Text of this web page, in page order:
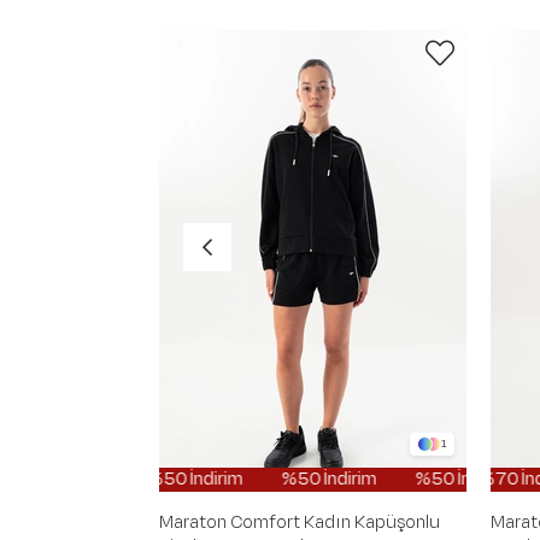
1
%50 İndirim %50 İndirim %50 İndirim %50
Maraton Comfort Kadın Kapüşonlu
%70 İndirim